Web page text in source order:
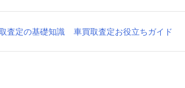
査定の基礎知識 車買取査定お役立ちガイド